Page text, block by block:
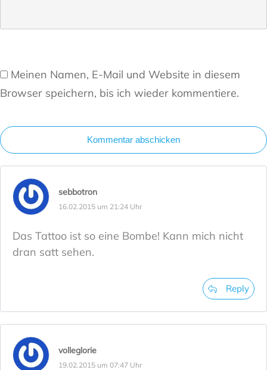
Meinen Namen, E-Mail und Website in diesem
Browser speichern, bis ich wieder kommentiere.
Kommentar abschicken
sebbotron
16.02.2015 um 21:24 Uhr
Das Tattoo ist so eine Bombe! Kann mich nicht
dran satt sehen.
Reply
volleglorie
19.02.2015 um 07:47 Uhr